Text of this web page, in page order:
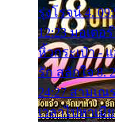
รุ่งโรจน์ 4.
12:23 มอเตอ
หิ้วกระเป๋า -
รัก สลักใจ 8.
24:27 สามเณ
เวลาไปหาเมี